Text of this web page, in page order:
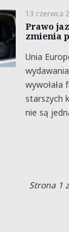
13 czerwca
Prawo
zmienia
Unia
wywołała
starszych
nie są
Strona 1